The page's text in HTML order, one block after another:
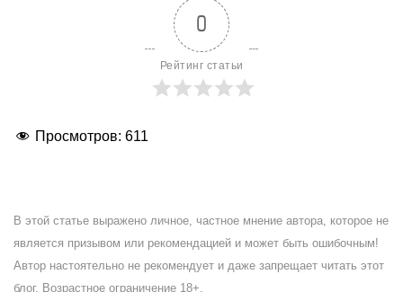
0
Рейтинг статьи
Просмотров: 611
В этой статье выражено личное, частное мнение автора, которое не
является призывом или рекомендацией и может быть ошибочным!
Автор настоятельно не рекомендует и даже запрещает читать этот
блог. Возрастное ограничение 18+.